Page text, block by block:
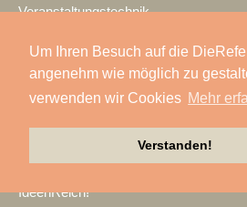
Um Ihren Besuch auf die
angenehm wie möglich zu
verwenden wir Cookies Mehr
Verstanden!
Veranstaltungstechnik
HKG Eventservice
Hoellstern
HOF
Hyperactive
IdeenReich!